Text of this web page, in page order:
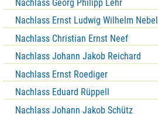
Nachlass Georg Philipp Lehr
Nachlass Ernst Ludwig Wilhelm Nebel
Nachlass Christian Ernst Neef
Nachlass Johann Jakob Reichard
Nachlass Ernst Roediger
Nachlass Eduard Rüppell
Nachlass Johann Jakob Schütz